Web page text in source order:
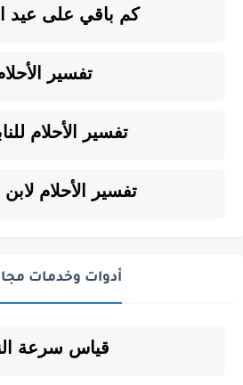
كم باقي على عيد
تفسير
تفسير الأحلام
تفسير الأحلام
أدوات وخدمات
قياس سرعة